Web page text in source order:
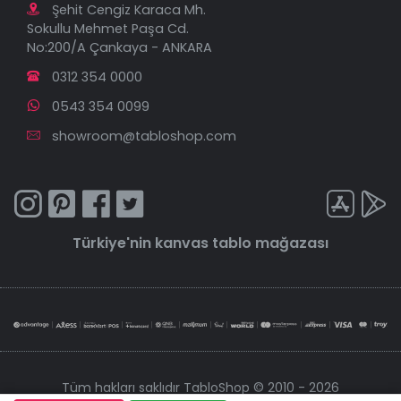
Şehit Cengiz Karaca Mh.
Sokullu Mehmet Paşa Cd.
No:200/A Çankaya - ANKARA
0312 354 0000
0543 354 0099
showroom@tabloshop.com
Türkiye'nin kanvas tablo mağazası
Tüm hakları saklıdır TabloShop © 2010 - 2026